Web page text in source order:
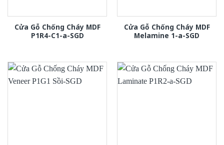
Cửa Gỗ Chống Cháy MDF
P1R4-C1-a-SGD
Cửa Gỗ Chống Cháy MDF
Melamine 1-a-SGD